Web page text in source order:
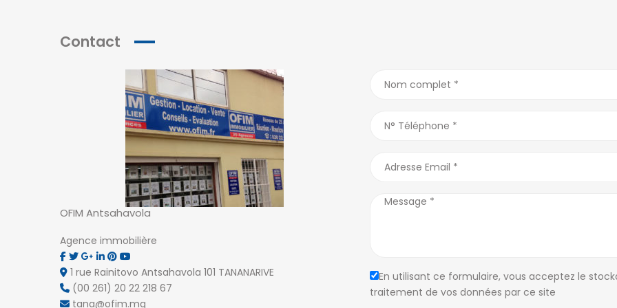
Contact
OFIM Antsahavola
Agence immobilière
1 rue Rainitovo Antsahavola 101 TANANARIVE
(00 261) 20 22 218 67
tana@ofim.mg
En utilisant ce formulaire, vous acceptez le
traitement de vos données par ce site
NOS AGENCES
Antsahavola
1, rue Rainotovo 101 Antananarivo.
+261 20 22 218 67
tana@ofim.mg
Ambatolampy(5)
Ambohibao (12)
Antanandrano(1)
Antaninandro(1)